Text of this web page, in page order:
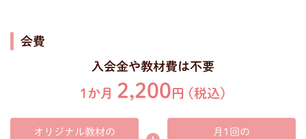
会費
入会金や教材費は不要
1か月 2,200円 (税込)
オリジナル教材の 月1回の